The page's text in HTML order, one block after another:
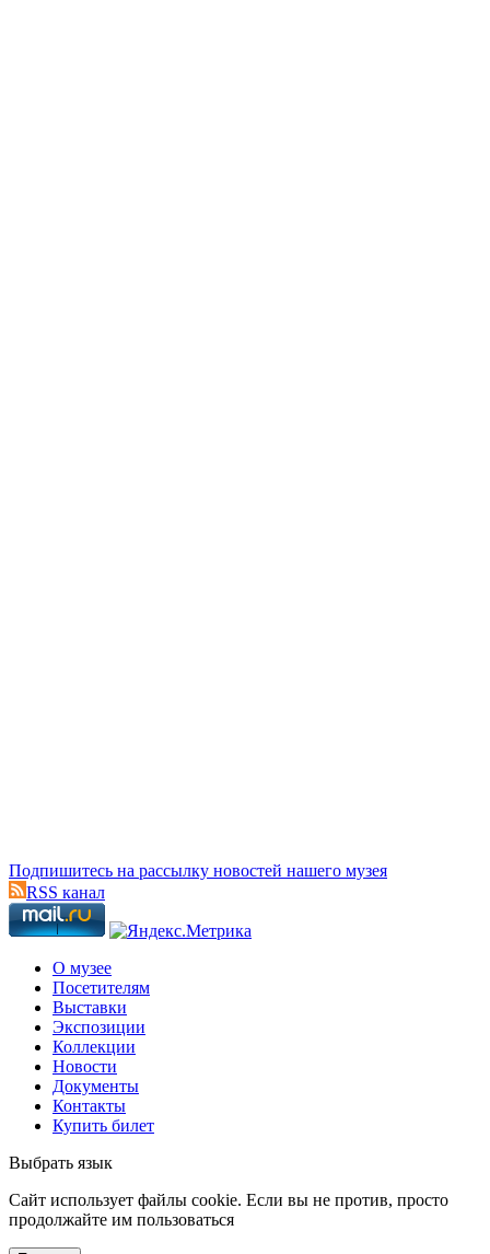
Подпишитесь на рассылку новостей нашего музея
RSS канал
О музее
Посетителям
Выставки
Экспозиции
Коллекции
Новости
Документы
Контакты
Купить билет
Выбрать язык
Cайт использует файлы cookie. Если вы не против, просто
продолжайте им пользоваться